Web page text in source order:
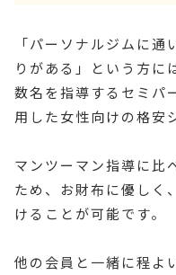
「パーソナルジムに
りがある」という方に
数名を指導するセミパ
用した女性向けの格安
マンツーマン指導に比
ため、お財布に優しく
けることが可能です。
他の会員と一緒に程よ